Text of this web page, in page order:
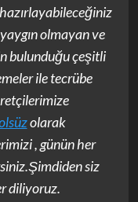
olmayan ve
bulunduğu çeşitli
ile tecrübe
olarak
, günün her
siz
diliyoruz.